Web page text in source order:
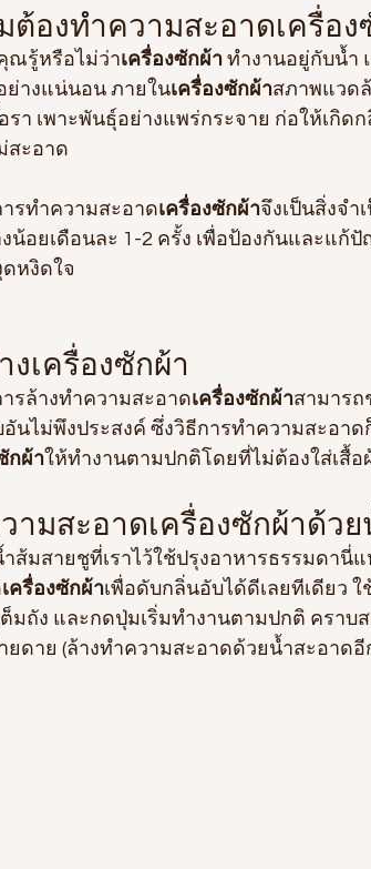
ต้องทำความสะอาดเครื่อ
คุณรู้หรือไม่ว่า
เครื่องซักผ้า ทำงานอยู่กับน้ำ
ย่างแน่นอน ภายในเครื่องซักผ้าสภาพแวด
รา เพาะพันธุ์อย่างแพร่กระจาย ก่อให้เกิ
สะอาด
การทำความสะอาด
เครื่องซักผ้าจึงเป็นสิ่งจำ
น้อยเดือนละ 1-2 ครั้ง เพื่อป้องกันและแ
หงิดใจ
งเครื่องซักผ้า
การล้างทำความสะอาด
เครื่องซักผ้าสามารถ
นไม่พึงประสงค์ ซึ่งวิธีการทำความสะอาด
กผ้าให้ทำงานตามปกติโดยที่ไม่ต้องใส่เสื้อ
ามสะอาดเครื่องซักผ้าด้ว
เครื่องซักผ้าเพื่อดับกลิ่นอับได้ดีเลยทีเดียว ใ
ต็มถัง และกดปุ่มเริ่มทำงานตามปกติ ครา
ยดาย (ล้างทำความสะอาดด้วยน้ำสะอาด